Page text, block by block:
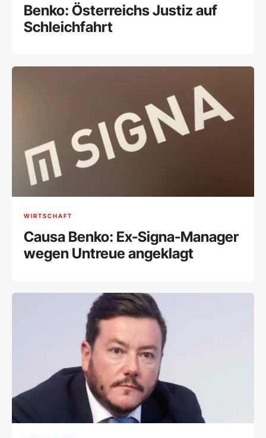
Benko: Österreichs Justiz auf
Schleichfahrt
WIRTSCHAFT
Causa Benko: Ex-Signa-Manager
wegen Untreue angeklagt